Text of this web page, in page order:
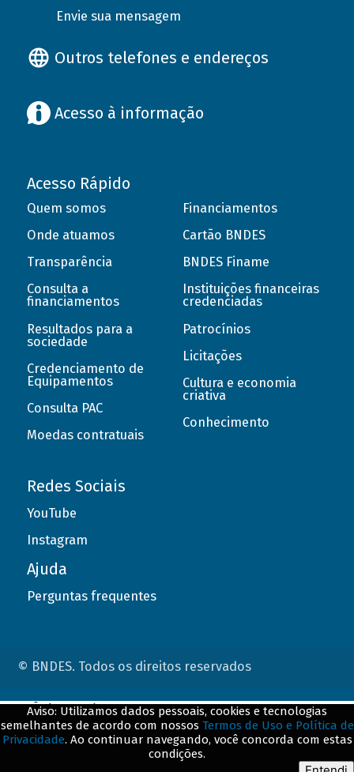
Envie sua mensagem
Outros telefones e endereços
Acesso à informação
Acesso Rápido
Quem somos
Onde atuamos
Transparência
Consulta a
financiamentos
Resultados para a
sociedade
Credenciamento de
Equipamentos
Consulta PAC
Moedas contratuais
Financiamentos
Cartão BNDES
BNDES Finame
Instituições financeiras
credenciadas
Patrocínios
Licitações
Cultura e economia
criativa
Conhecimento
Redes Sociais
YouTube
Instagram
Ajuda
Perguntas frequentes
© BNDES. Todos os direitos reservados
Aviso: Utilizamos dados pessoais, cookies e tecnologias
semelhantes de acordo com nossos Termos de Uso e Política de
Privacidade. Ao continuar navegando, você concorda com estas
condições.
ConteÃºdo complementar
${title}${badge}